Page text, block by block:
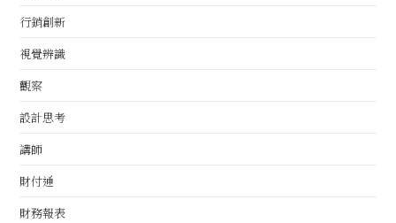
行銷創新
視覺辨識
觀察
設計思考
講師
財付通
財務報表